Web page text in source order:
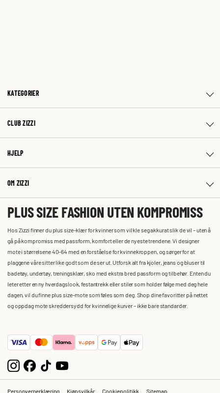
KATEGORIER
CLUB ZIZZI
HJELP
OM ZIZZI
PLUS SIZE FASHION UTEN KOMPROMISS
Hos Zizzi finner du plus size-klær for kvinner som vil kle seg akkurat slik de vil – uten å
gå på kompromiss med passform, komfort eller de nyeste trendene. Vi designer
mote i størrelsene 40–64 med en forståelse for kvinnekroppen, og sørger for at
plaggene våre sitter like godt som de ser ut. Utforsk alt fra kjoler, jeans og bluser til
badetøy, undertøy, treningsklær, sko med ekstra bred passform og tilbehør. Enten du
leter etter en ny hverdagslook, festantrekk eller stiler som holder følge med deg hele
dagen, vil du finne plus size-mote som føles som deg. Shop dine favoritter på nettet
og oppdag mote skreddersydd for kvinnelige kurver – ikke bare standarder.
Personvernerklæring Kjøpsvilkår Cookiepolitikk Sitemap